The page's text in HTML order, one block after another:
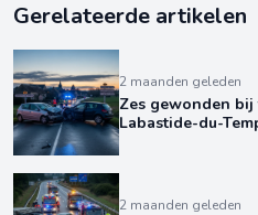
Gerelateerde artikelen
2 maanden geleden
Zes gewonden
Labastide-du-
2 maanden geleden